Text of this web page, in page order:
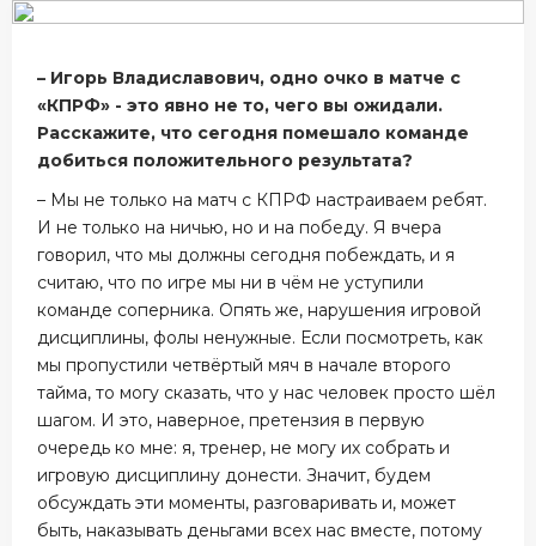
– Игорь Владиславович, одно очко в матче с
«КПРФ» - это явно не то, чего вы ожидали.
Расскажите, что сегодня помешало команде
добиться положительного результата?
– Мы не только на матч с КПРФ настраиваем ребят.
И не только на ничью, но и на победу. Я вчера
говорил, что мы должны сегодня побеждать, и я
считаю, что по игре мы ни в чём не уступили
команде соперника. Опять же, нарушения игровой
дисциплины, фолы ненужные. Если посмотреть, как
мы пропустили четвёртый мяч в начале второго
тайма, то могу сказать, что у нас человек просто шёл
шагом. И это, наверное, претензия в первую
очередь ко мне: я, тренер, не могу их собрать и
игровую дисциплину донести. Значит, будем
обсуждать эти моменты, разговаривать и, может
быть, наказывать деньгами всех нас вместе, потому